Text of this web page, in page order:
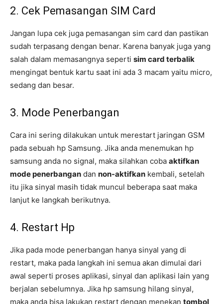
2. Cek Pemasangan SIM Card
Jangan lupa cek juga pemasangan sim card dan pastikan
sudah terpasang dengan benar. Karena banyak juga yang
salah dalam memasangnya seperti sim card terbalik
mengingat bentuk kartu saat ini ada 3 macam yaitu micro,
sedang dan besar.
3. Mode Penerbangan
Cara ini sering dilakukan untuk merestart jaringan GSM
pada sebuah hp Samsung. Jika anda menemukan hp
samsung anda no signal, maka silahkan coba aktifkan
mode penerbangan dan non-aktifkan kembali, setelah
itu jika sinyal masih tidak muncul beberapa saat maka
lanjut ke langkah berikutnya.
4. Restart Hp
Jika pada mode penerbangan hanya sinyal yang di
restart, maka pada langkah ini semua akan dimulai dari
awal seperti proses aplikasi, sinyal dan aplikasi lain yang
berjalan sebelumnya. Jika hp samsung hilang sinyal,
maka anda bisa lakukan restart dengan menekan tombol